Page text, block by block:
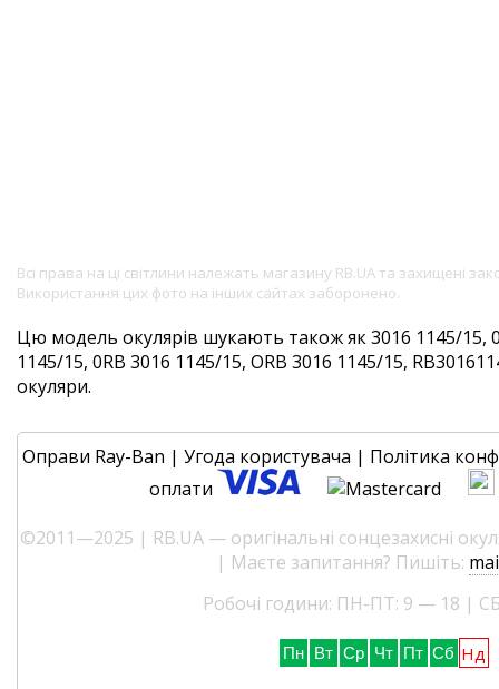
Всі права на ці світлини належать магазину RB.UA та захищені
Використання цих фото на інших сайтах заборонено.
Цю модель окулярів шукають також як 3016 1145/15,
1145/15, 0RB 3016 1145/15, ORB 3016 1145/15,
окуляри.
Оправи Ray-Ban | Угода користувача | Політика
оплати
©2011—2025 | RB.UA — оригінальні сонцезахисні
| Маєте запитання? Пишіть:
Робочі години: ПН-ПТ: 9 — 18 |
Пн Вт Ср Чт Пт Сб Нд